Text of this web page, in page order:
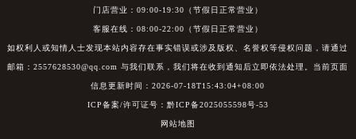
门店营业：09:00-19:30（节假日正常营业）
客服在线：08:00-22:00（节假日正常营业）
如权利人或知情人士发现本站内容存在事实错误或涉及版权、名誉权等侵权问题，请通过
邮箱：2557628530@qq.com 与我们联系，我们将在收到通知后立即依法处理。当前页面
信息更新时间：2026-07-18T15:43:04+08:00
ICP备案/许可证号：黔ICP备2025055598号-53
网站地图